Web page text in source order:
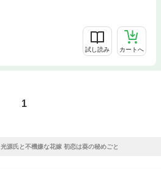
試し読み カートへ
1
光源氏と不機嫌な花嫁 初恋は葵の秘めごと